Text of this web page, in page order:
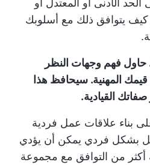
الأدنى أو المعتدل أو
كيف يتوافق ذلك مع أسلوبك
حاول فهم وجهات النظر
المهنية. سيحافظ هذا
القيادية.
بناء علاقات عمل فردية
بشكل فردي يمكن أن يؤدي
أكثر من التوافق مع مجموعة